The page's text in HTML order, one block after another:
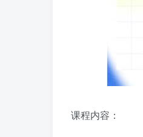
课程内容：